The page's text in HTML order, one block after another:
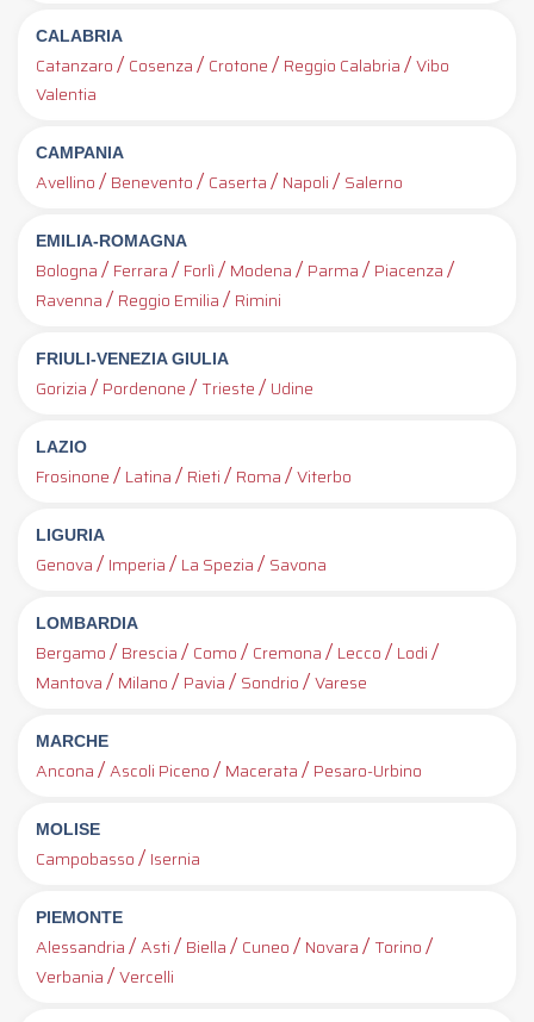
CALABRIA
Catanzaro/ Cosenza/ Crotone/ Reggio Calabria/Vibo
Valentia
CAMPANIA
Avellino/ Benevento/ Caserta/ Napoli/ Salerno
EMILIA-ROMAGNA
Bologna/ Ferrara/ Forlì/ Modena/ Parma/ Piacenza/
Ravenna/ Reggio Emilia/ Rimini
FRIULI-VENEZIA GIULIA
Gorizia/ Pordenone/ Trieste/ Udine
LAZIO
Frosinone/ Latina/ Rieti/ Roma/Viterbo
LIGURIA
Genova/ Imperia/ La Spezia/ Savona
LOMBARDIA
Bergamo/ Brescia/ Como/ Cremona/ Lecco/ Lodi/
Mantova/ Milano/ Pavia/ Sondrio/Varese
MARCHE
Ancona/Ascoli Piceno/ Macerata/ Pesaro-Urbino
MOLISE
Campobasso/ Isernia
PIEMONTE
Alessandria/Asti/ Biella/ Cuneo/ Novara/ Torino/
Verbania/Vercelli